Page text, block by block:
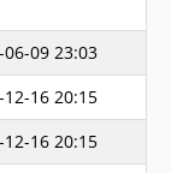
06-09 23:03
12-16 20:15
12-16 20:15